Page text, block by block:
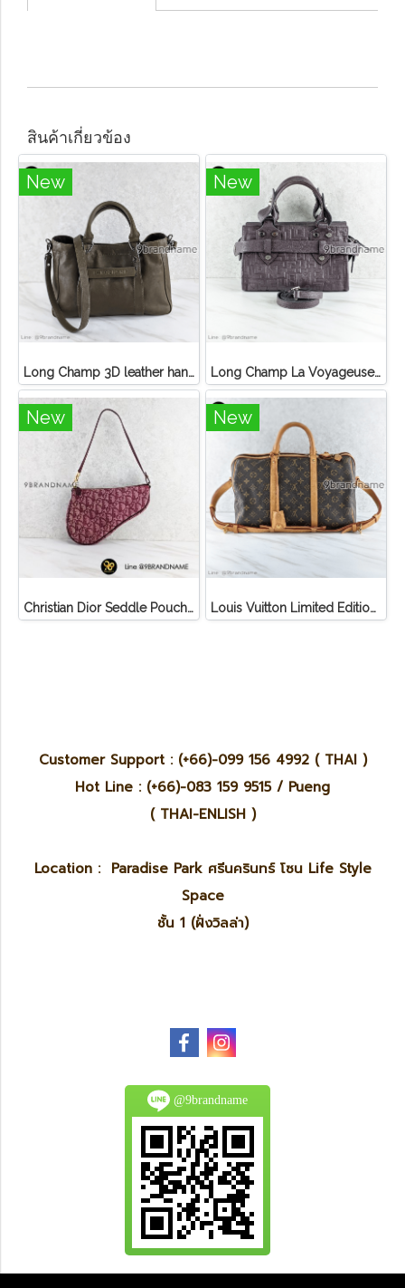
สินค้าเกี่ยวข้อง
New
Long Champ 3D leather handbag
New
Long Champ La Voyageuse Bag Leather
New
Christian Dior Seddle Pouch Accessory Hand Bag
New
Louis Vuitton Limited Edition Monogram Canvas Sofia Coppola SC Bag
Customer Support : (+66)-099 156 4992 ( THAI )
Hot Line : (+66)-083 159 9515 / Pueng
( THAI-ENLISH )
Location : Paradise Park ศรีนครินทร์ โซน Life Style
Space
ชั้น 1 (ฝั่งวิลล่า)
@9brandname